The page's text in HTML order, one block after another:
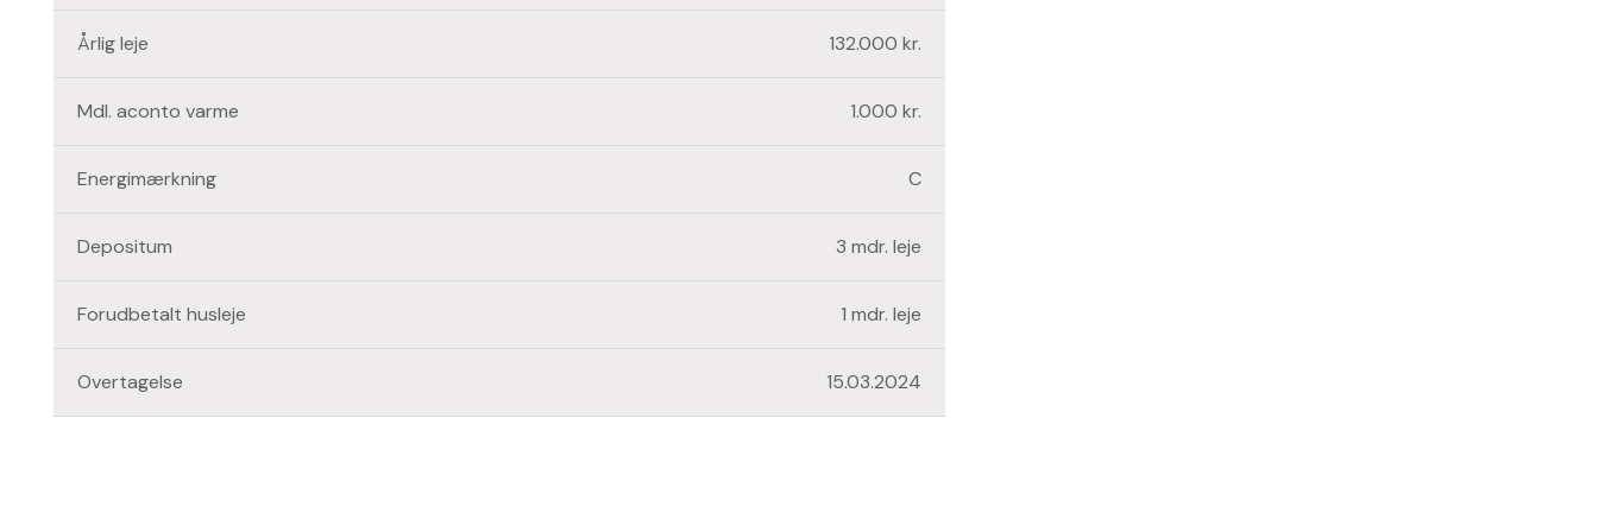
Årlig leje 132.000 kr.
Mdl. aconto varme 1.000 kr.
Energimærkning C
Depositum 3 mdr. leje
Forudbetalt husleje 1 mdr. leje
Overtagelse 15.03.2024